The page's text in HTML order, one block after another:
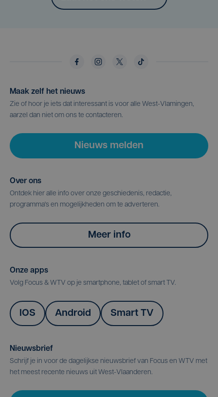
Maak zelf het nieuws
Zie of hoor je iets dat interessant is voor alle West-Vlamingen,
aarzel dan niet om ons te contacteren.
Nieuws melden
Over ons
Ontdek hier alle info over onze geschiedenis, redactie,
programma's en mogelijkheden om te adverteren.
Meer info
Onze apps
Volg Focus & WTV op je smartphone, tablet of smart TV.
IOS Android Smart TV
Nieuwsbrief
Schrijf je in voor de dagelijkse nieuwsbrief van Focus en WTV met
het meest recente nieuws uit West-Vlaanderen.